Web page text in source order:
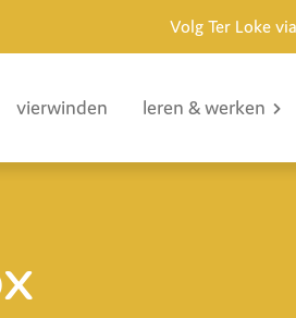
Volg Ter Loke
vierwinden leren & werken